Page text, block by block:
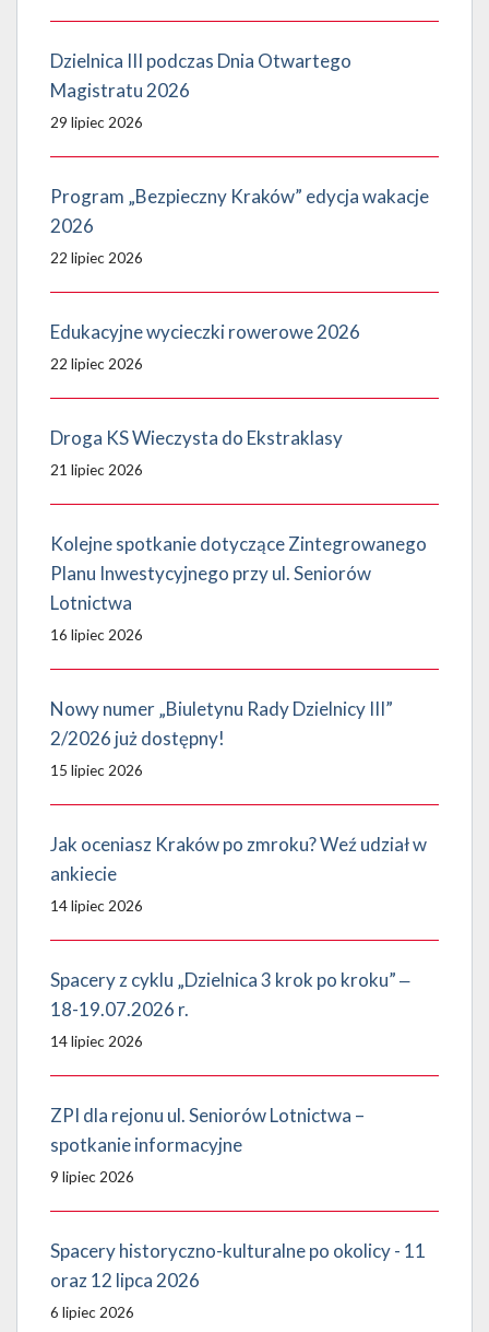
Dzielnica III podczas Dnia Otwartego
Magistratu 2026
29 lipiec 2026
Program „Bezpieczny Kraków” edycja wakacje
2026
22 lipiec 2026
Edukacyjne wycieczki rowerowe 2026
22 lipiec 2026
Droga KS Wieczysta do Ekstraklasy
21 lipiec 2026
Kolejne spotkanie dotyczące Zintegrowanego
Planu Inwestycyjnego przy ul. Seniorów
Lotnictwa
16 lipiec 2026
Nowy numer „Biuletynu Rady Dzielnicy III”
2/2026 już dostępny!
15 lipiec 2026
Jak oceniasz Kraków po zmroku? Weź udział w
ankiecie
14 lipiec 2026
Spacery z cyklu „Dzielnica 3 krok po kroku” ‒
18-19.07.2026 r.
14 lipiec 2026
ZPI dla rejonu ul. Seniorów Lotnictwa –
spotkanie informacyjne
9 lipiec 2026
Spacery historyczno-kulturalne po okolicy - 11
oraz 12 lipca 2026
6 lipiec 2026